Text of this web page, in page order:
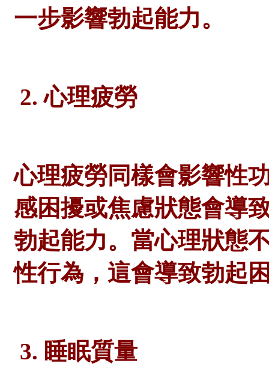
一步影響勃起能力。
2. 心理疲勞
心理疲勞同樣會影響性
感困擾或焦慮狀態會導
勃起能力。當心理狀態
性行為，這會導致勃起
3. 睡眠質量